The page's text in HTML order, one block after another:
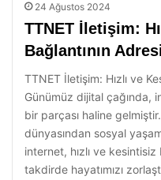
24 Ağustos 2024
TTNET İletişim:
Bağlantının
TTNET İletişim: Hızlı ve
Günümüz dijital çağında,
bir parçası haline
dünyasından sosyal
internet, hızlı ve kesintisiz
takdirde hayatımızı